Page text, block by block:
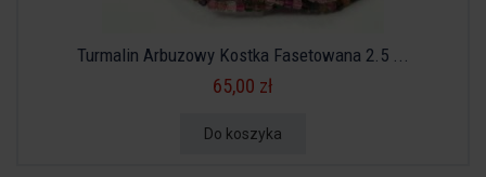
Turmalin Arbuzowy Kostka Fasetowana 2.5 ...
65,00 zł
Do koszyka